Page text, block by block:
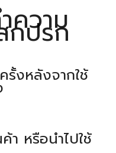
ความ
กปรก
รั้งหลังจากใช้
หรือนำไปใช้